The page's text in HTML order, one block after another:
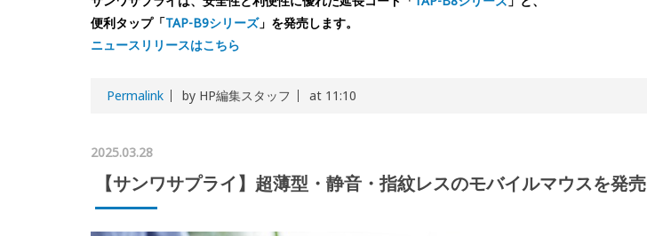
便利タップ「TAP-B9シリーズ」を発売します。
ニュースリリースはこちら
Permalink by HP編集スタッフ at 11:10
2025.03.28
【サンワサプライ】超薄型・静音・指紋レスのモバイルマウスを発売